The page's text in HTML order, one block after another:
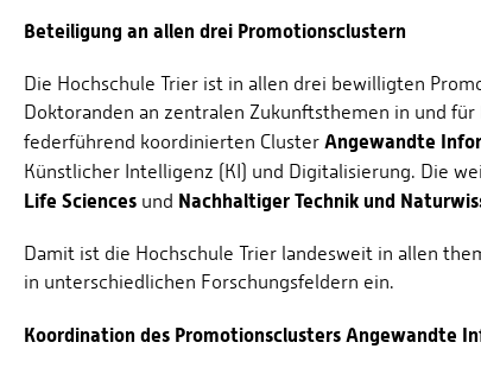
Beteiligung an allen drei Promotionsclustern
Die Hochschule Trier ist in allen drei bewilligten
Doktoranden an zentralen Zukunftsthemen in und
federführend koordinierten Cluster Angewandte
Künstlicher Intelligenz (KI) und Digitalisierung. Die
Life Sciences und Nachhaltiger Technik und
Damit ist die Hochschule Trier landesweit in allen
in unterschiedlichen Forschungsfeldern ein.
Koordination des Promotionsclusters Angewandte